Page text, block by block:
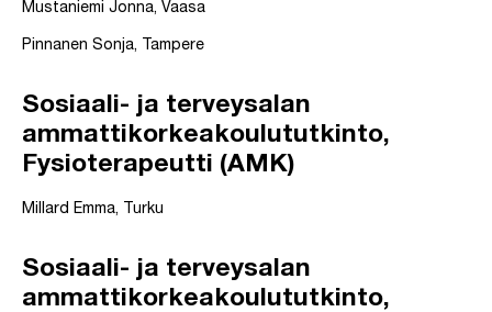
Mustaniemi Jonna, Vaasa
Pinnanen Sonja, Tampere
Sosiaali- ja terveysalan
ammattikorkeakoulututkinto,
Fysioterapeutti (AMK)
Millard Emma, Turku
Sosiaali- ja terveysalan
ammattikorkeakoulututkinto,